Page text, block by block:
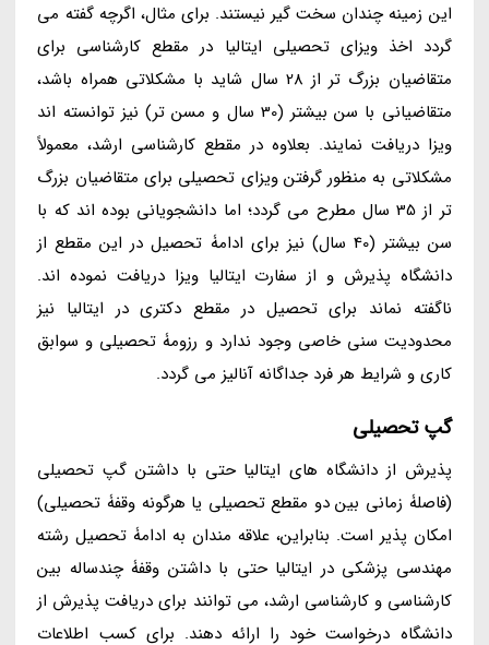
این زمینه چندان سخت گیر نیستند. برای مثال، اگرچه گفته می
گردد اخذ ویزای تحصیلی ایتالیا در مقطع کارشناسی برای
متقاضیان بزرگ تر از 28 سال شاید با مشکلاتی همراه باشد،
متقاضیانی با سن بیشتر (30 سال و مسن تر) نیز توانسته اند
ویزا دریافت نمایند. بعلاوه در مقطع کارشناسی ارشد، معمولاً
مشکلاتی به منظور گرفتن ویزای تحصیلی برای متقاضیان بزرگ
تر از 35 سال مطرح می گردد؛ اما دانشجویانی بوده اند که با
سن بیشتر (40 سال) نیز برای ادامۀ تحصیل در این مقطع از
دانشگاه پذیرش و از سفارت ایتالیا ویزا دریافت نموده اند.
ناگفته نماند برای تحصیل در مقطع دکتری در ایتالیا نیز
محدودیت سنی خاصی وجود ندارد و رزومۀ تحصیلی و سوابق
کاری و شرایط هر فرد جداگانه آنالیز می گردد.
گپ تحصیلی
پذیرش از دانشگاه های ایتالیا حتی با داشتن گپ تحصیلی
(فاصلۀ زمانی بین دو مقطع تحصیلی یا هرگونه وقفۀ تحصیلی)
امکان پذیر است. بنابراین، علاقه مندان به ادامۀ تحصیل رشته
مهندسی پزشکی در ایتالیا حتی با داشتن وقفۀ چندساله بین
کارشناسی و کارشناسی ارشد، می توانند برای دریافت پذیرش از
دانشگاه درخواست خود را ارائه دهند. برای کسب اطلاعات